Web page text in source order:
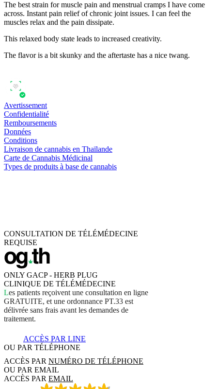
The best strain for muscle pain and menstrual cramps I have come
across. Instant pain relief of chronic joint issues. I can feel the
muscles relax and the pain dissipate.
This relaxed body state leads to increased creativity.
The flavor is a bit skunky and the aftertaste has a nice twang.
Avertissement
Confidentialité
Remboursements
Données
Conditions
Livraison de cannabis en Thaïlande
Carte de Cannabis Médicinal
Types de produits à base de cannabis
CONSULTATION DE TÉLÉMÉDECINE
REQUISE
ONLY GACP - HERB PLUG
CLINIQUE DE TÉLÉMÉDECINE
Les patients reçoivent une consultation en ligne
GRATUITE, et une ordonnance PT.33 est
délivrée sans frais avant les demandes de
traitement.
ACCÈS PAR LINE
OU PAR TÉLÉPHONE
ACCÈS PAR NUMÉRO DE TÉLÉPHONE
OU PAR EMAIL
ACCÈS PAR EMAIL